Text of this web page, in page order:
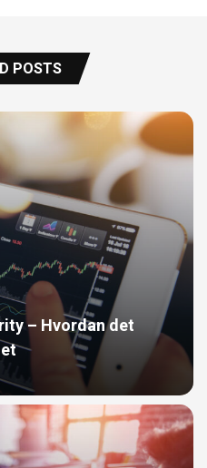
POSTS
– Hvordan det